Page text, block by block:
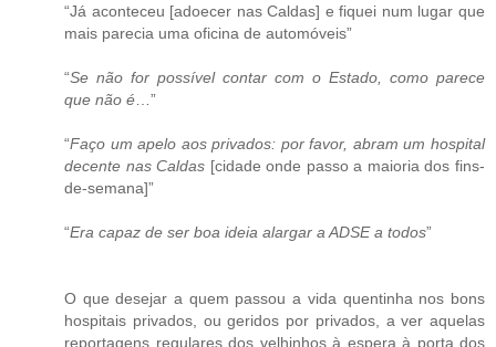
“Já aconteceu [adoecer nas Caldas] e fiquei num lugar que
mais parecia uma oficina de automóveis”
“Se não for possível contar com o Estado, como parece
que não é …”
“Faço um apelo aos privados: por favor, abram um hospital
decente nas Caldas [cidade onde passo a maioria dos fins-
de-semana]”
“Era capaz de ser boa ideia alargar a ADSE a todos”
O que desejar a quem passou a vida quentinha nos bons
hospitais privados, ou geridos por privados, a ver aquelas
reportagens regulares dos velhinhos à espera à porta dos